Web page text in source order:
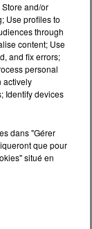
GUILLAUME
GRAND
Toi Et Moi
and/or
Use profiles to
through
content; Use
and fix errors;
personal
actively
Identify devices
dans "Gérer
que pour
situé en